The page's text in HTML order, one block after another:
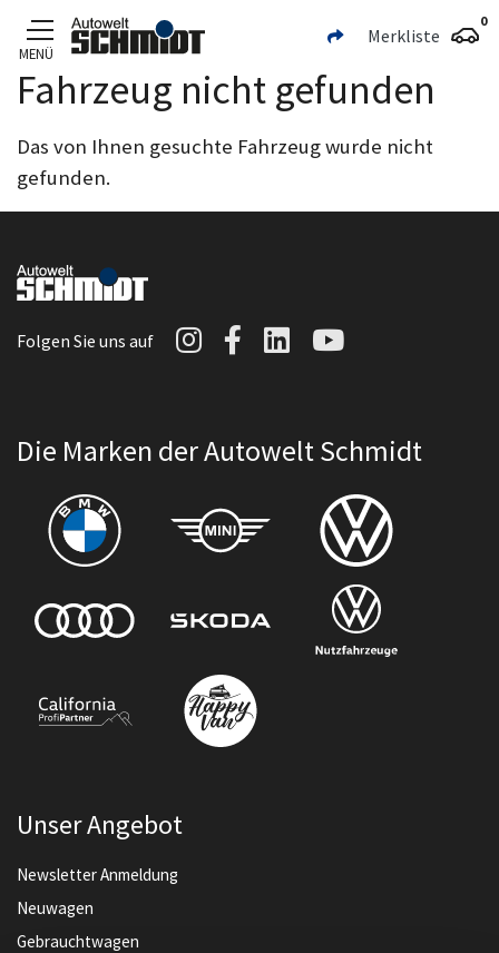
Zum Hauptinhalt
MENÜ
Merkliste
0
Fahrzeug nicht gefunden
Das von Ihnen gesuchte Fahrzeug wurde nicht
gefunden.
Folgen Sie uns auf Autowelt Schmidt auf
Autowelt Schmidt
AutoweltAutowelt
Die Marken der Autowelt Schmidt
Unser Angebot
Newsletter Anmeldung
Neuwagen
Gebrauchtwagen